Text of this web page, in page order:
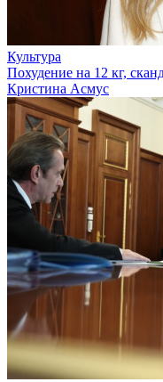
Культура
Похудение на 12 кг,
Кристина Асмус